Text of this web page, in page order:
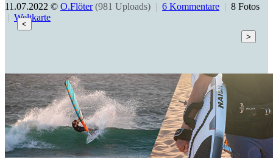
11.07.2022 © O.Flöter (981 Uploads) | 6 Kommentare | 8 Fotos
| Weltkarte
<
>